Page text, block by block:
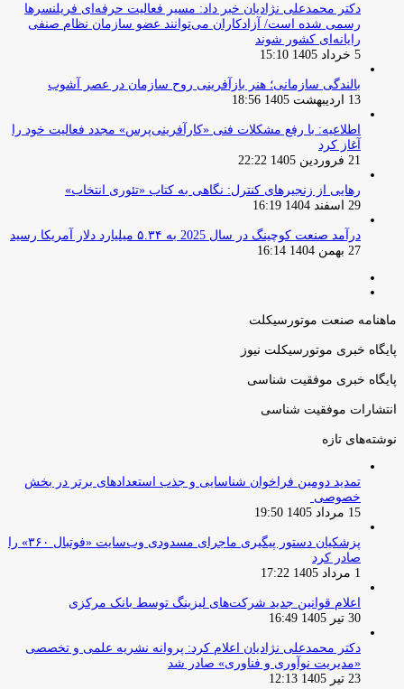
دکتر محمدعلی نژادیان خبر داد: مسیر فعالیت حرفه‌ای فریلنسرها
رسمی شده است/ آزادکاران می‌توانند عضو سازمان نظام صنفی
رایانه‌ای کشور شوند
5 خرداد 1405 15:10
بالندگی سازمانی؛ هنر بازآفرینی روح سازمان در عصر آشوب
13 اردیبهشت 1405 18:56
اطلاعیه: با رفع مشکلات فنی «کارآفرینی‌پرس» مجدد فعالیت خود را
آغاز کرد
21 فروردین 1405 22:22
رهایی از زنجیرهای کنترل: نگاهی به کتاب «تئوری انتخاب»
29 اسفند 1404 16:19
درآمد صنعت کوچینگ در سال 2025 به ۵.۳۴ میلیارد دلار آمریکا رسید
27 بهمن 1404 16:14
ماهنامه صنعت موتورسیکلت
پایگاه خبری موتورسیکلت نیوز
پایگاه خبری موفقیت شناسی
انتشارات موفقیت شناسی
نوشته‌های تازه
تمدید دومین فراخوان شناسایی و جذب استعدادهای برتر در بخش
خصوصی
15 مرداد 1405 19:50
پزشکیان دستور پیگیری ماجرای مسدودی وب‌سایت «فوتبال ۳۶۰» را
صادر کرد
1 مرداد 1405 17:22
اعلام قوانین جدید شرکت‌های لیزینگ توسط بانک مرکزی
30 تیر 1405 16:49
دکتر محمدعلی نژادیان اعلام کرد: پروانه نشریه علمی و تخصصی
«مدیریت نوآوری و فناوری» صادر شد
23 تیر 1405 12:13